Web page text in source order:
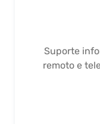
Suporte
remoto e